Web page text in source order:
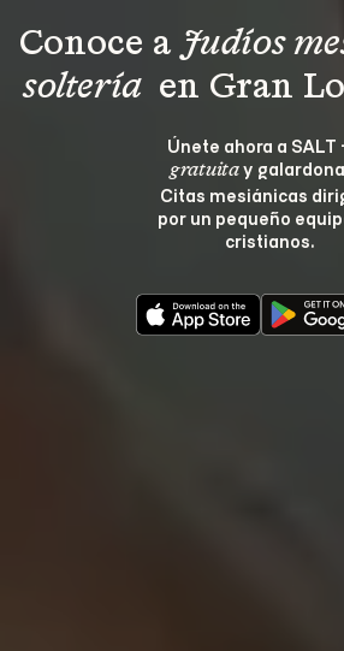
Conoce a Judíos
soltería en Gran
Únete ahora a SALT
gratuita y
Citas mesiánicas
por un pequeño
cristianos.